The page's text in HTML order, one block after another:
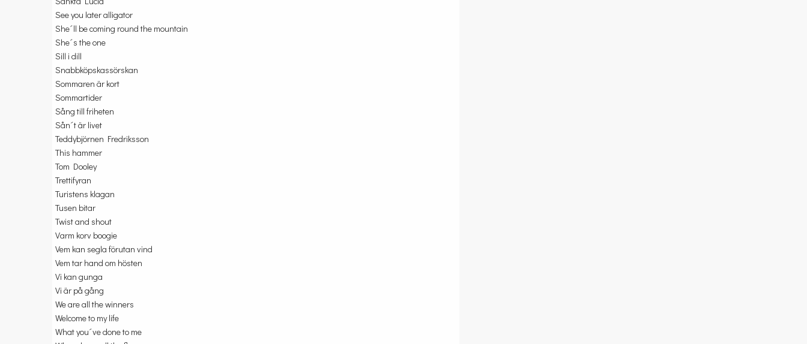
See you later alligator
She´ll be coming round the mountain
She´s the one
Sill i dill
Snabbköpskassörskan
Sommaren är kort
Sommartider
Sång till friheten
Sån´t är livet
Teddybjörnen Fredriksson
This hammer
Tom Dooley
Trettifyran
Turistens klagan
Tusen bitar
Twist and shout
Varm korv boogie
Vem kan segla förutan vind
Vem tar hand om hösten
Vi kan gunga
Vi är på gång
We are all the winners
Welcome to my life
What you´ve done to me